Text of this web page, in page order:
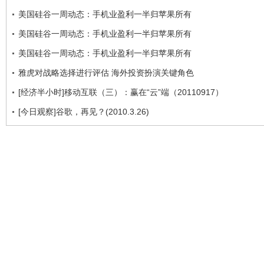
美国硅谷一周动态：手机业盈利一半归苹果所有
美国硅谷一周动态：手机业盈利一半归苹果所有
美国硅谷一周动态：手机业盈利一半归苹果所有
雅虎对战略选择进行评估 海外投资扮演关键角色
[经济半小时]移动互联（三）：赢在“云”端（20110917）
[今日观察]谷歌，再见？(2010.3.26)